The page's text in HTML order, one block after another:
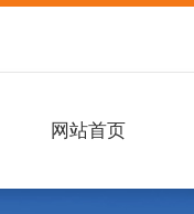
网站首页